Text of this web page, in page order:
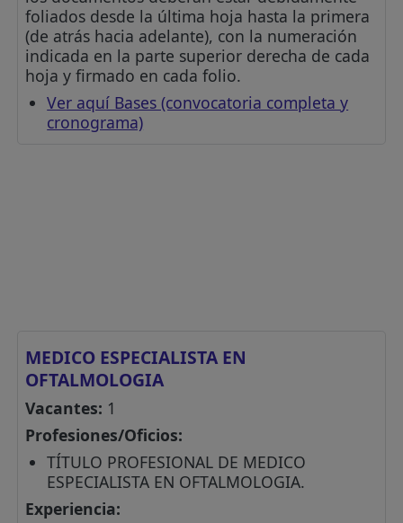
foliados desde la última hoja hasta la primera
(de atrás hacia adelante), con la numeración
indicada en la parte superior derecha de cada
hoja y firmado en cada folio.
Ver aquí Bases (convocatoria completa y
cronograma)
MEDICO ESPECIALISTA EN
OFTALMOLOGIA
Vacantes: 1
Profesiones/Oficios:
TÍTULO PROFESIONAL DE MEDICO
ESPECIALISTA EN OFTALMOLOGIA.
Experiencia: